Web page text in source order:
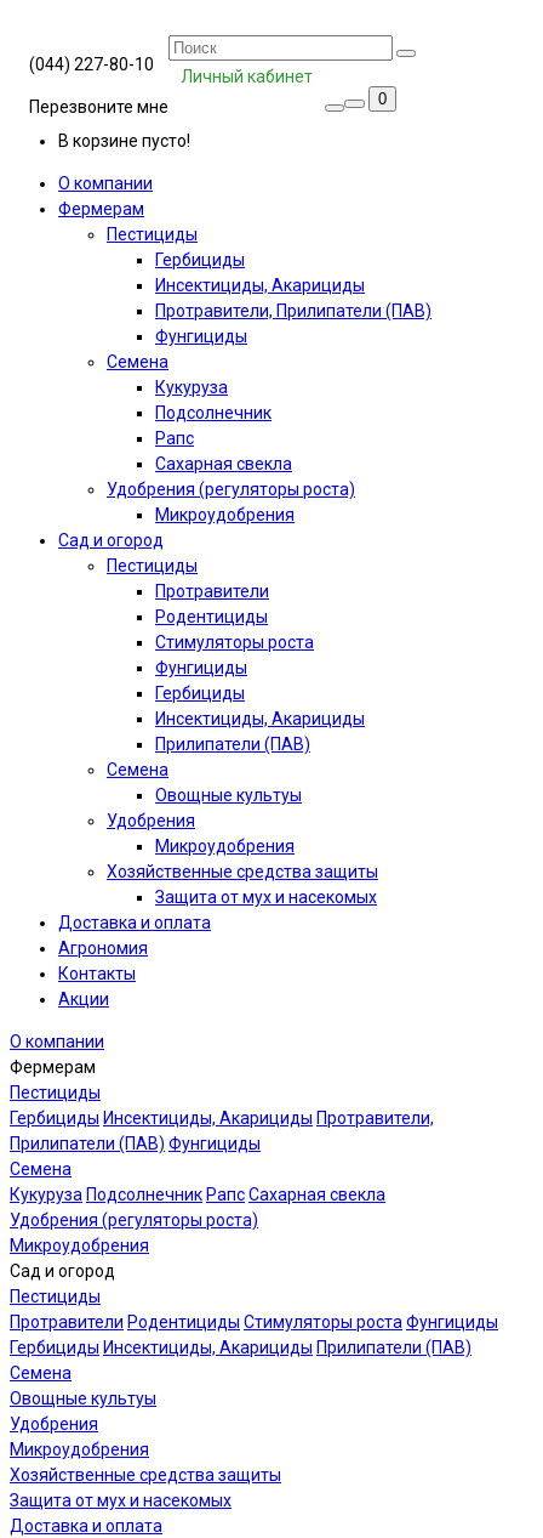
(044) 227-80-10
Перезвоните мне
Личный кабинет
0
В корзине пусто!
О компании
Фермерам
Пестициды
Гербициды
Инсектициды, Акарициды
Протравители, Прилипатели (ПАВ)
Фунгициды
Семена
Кукуруза
Подсолнечник
Рапс
Сахарная свекла
Удобрения (регуляторы роста)
Микроудобрения
Сад и огород
Пестициды
Протравители
Родентициды
Стимуляторы роста
Фунгициды
Гербициды
Инсектициды, Акарициды
Прилипатели (ПАВ)
Семена
Овощные культуы
Удобрения
Микроудобрения
Хозяйственные средства защиты
Защита от мух и насекомых
Доставка и оплата
Агрономия
Контакты
Акции
О компании
Фермерам
Пестициды
Гербициды Инсектициды, Акарициды Протравители,
Прилипатели (ПАВ) Фунгициды
Семена
Кукуруза Подсолнечник РапсСахарная свекла
Удобрения (регуляторы роста)
Микроудобрения
Сад и огород
Пестициды
Протравители Родентициды Стимуляторы роста Фунгициды
Гербициды Инсектициды, Акарициды Прилипатели (ПАВ)
Семена
Овощные культуы
Удобрения
Микроудобрения
Хозяйственные средства защиты
Защита от мух и насекомых
Доставка и оплата